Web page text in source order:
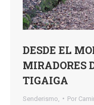
DESDE EL
MIRADORES
TIGAIGA
Senderismo, Por